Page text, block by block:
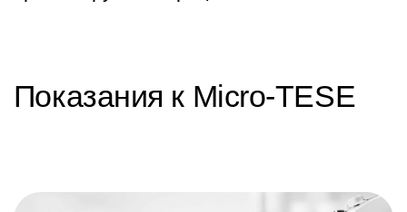
Показания к Micro-TESE